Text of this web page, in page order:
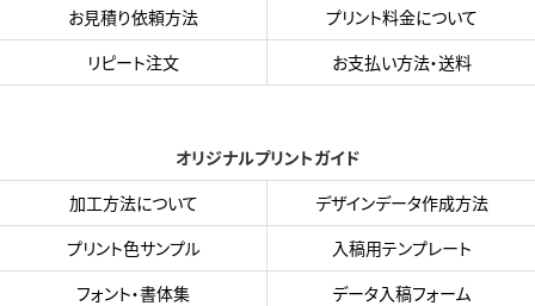
お見積り依頼方法
プリント料金について
リピート注文
お支払い方法・送料
オリジナルプリントガイド
加工方法について
デザインデータ作成方法
プリント色サンプル
入稿用テンプレート
フォント・書体集
データ入稿フォーム